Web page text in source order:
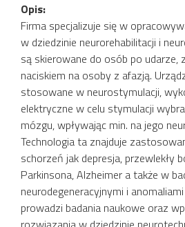
Opis:
Firma specjalizuje się w
w dziedzinie neurorehabilitacji i
są skierowane do osób po udarze,
naciskiem na osoby z afazją.
stosowane w neurostymulacji,
elektryczne w celu stymulacji
mózgu, wpływając min. na jego
Technologia ta znajduje
schorzeń jak depresja, przewlekły
Parkinsona, Alzheimer a także w
neurodegeneracyjnymi i
prowadzi badania naukowe oraz